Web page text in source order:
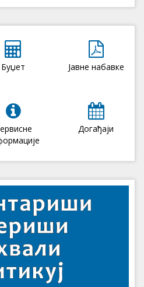
Буџет Јавне набавке
Догађаји